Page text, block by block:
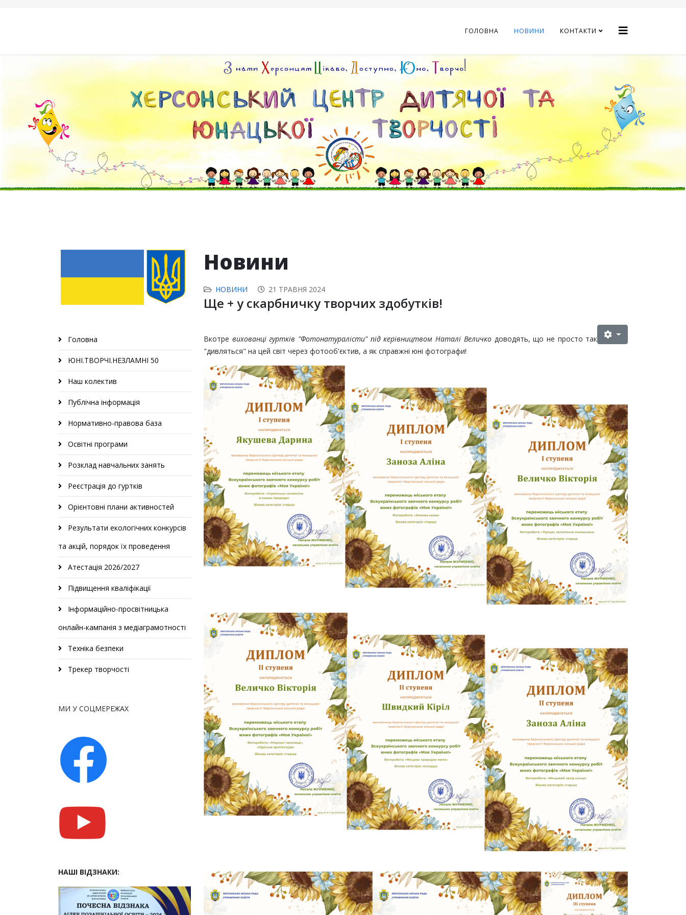
ГОЛОВНА НОВИНИ КОНТАКТИ
Головна
ЮНІ.ТВОРЧІ.НЕЗЛАМНІ 50
Наш колектив
Публічна інформація
Нормативно-правова база
Освітні програми
Розклад навчальних занять
Реєстрація до гуртків
Орієнтовні плани активностей
Результати екологічних конкурсів
та акцій, порядок їх проведення
Атестація 2026/2027
Підвищення кваліфікації
Інформаційно-просвітницька
онлайн-кампанія з медіаграмотності
Техніка безпеки
Трекер творчості
МИ У СОЦМЕРЕЖАХ
НАШІ ВІДЗНАКИ:
Новини
НОВИНИ 21 ТРАВНЯ 2024
Ще + у скарбничку творчих здобутків!
Вкотре вихованці гуртків "Фотонатуралісти" під керівництвом Наталі Величко доводять, що не просто так
"дивляться" на цей світ через фотооб'єктив, а як справжні юні фотографи!